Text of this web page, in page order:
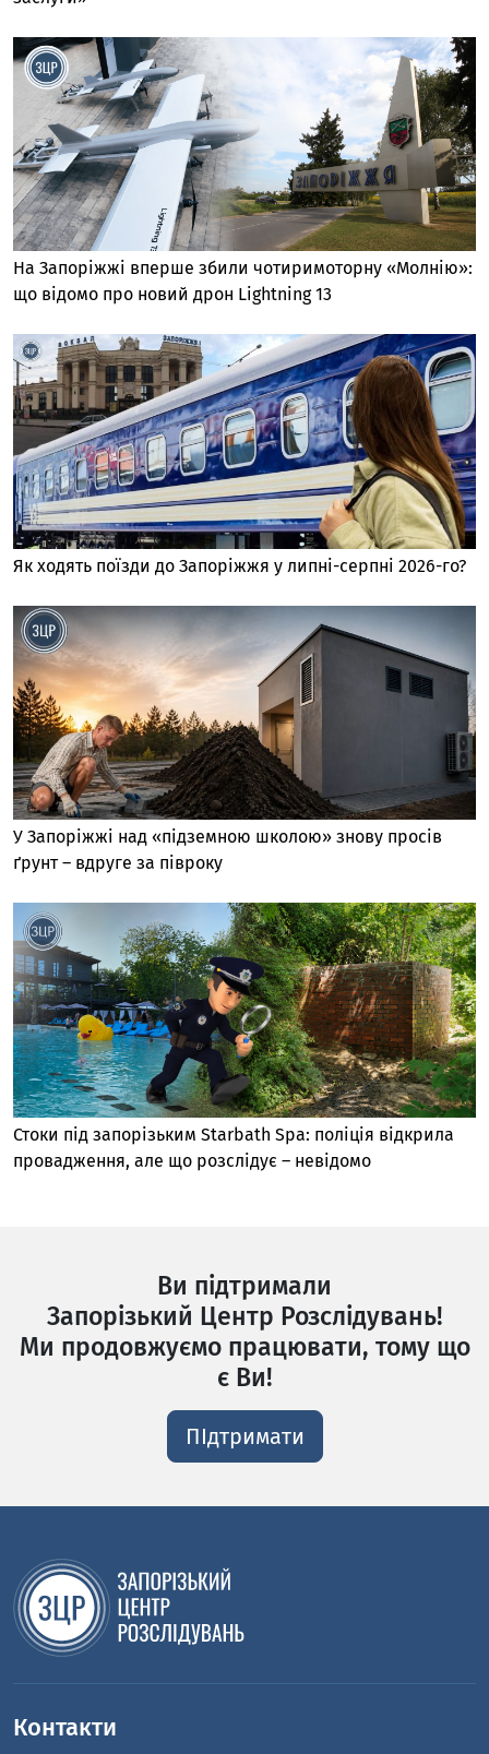
На Запоріжжі вперше збили чотиримоторну «Молнію»:
що відомо про новий дрон Lightning 13
Як ходять поїзди до Запоріжжя у липні-серпні 2026-го?
У Запоріжжі над «підземною школою» знову просів
ґрунт – вдруге за півроку
Стоки під запорізьким Starbath Spa: поліція відкрила
провадження, але що розслідує – невідомо
Ви підтримали
Запорізький Центр Розслідувань!
Ми продовжуємо працювати, тому що
є Ви!
ПІдтримати
Контакти